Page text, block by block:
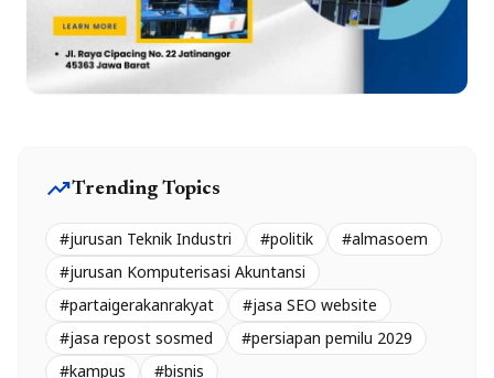
trending_upTrending Topics
#jurusan Teknik Industri #politik
#almasoem
#jurusan Komputerisasi Akuntansi
#partaigerakanrakyat
#jasa SEO website
#jasa repost sosmed
#persiapan pemilu 2029
#kampus
#bisnis